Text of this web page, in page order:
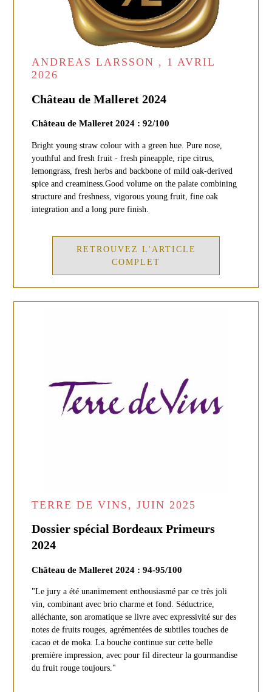
ANDREAS LARSSON , 1 AVRIL
2026
Château de Malleret 2024
Château de Malleret 2024 : 92/100
Bright young straw colour with a green hue. Pure nose,
youthful and fresh fruit - fresh pineapple, ripe citrus,
lemongrass, fresh herbs and backbone of mild oak-derived
spice and creaminess.Good volume on the palate combining
structure and freshness, vigorous young fruit, fine oak
integration and a long pure finish.
RETROUVEZ L'ARTICLE
COMPLET
TERRE DE VINS, JUIN 2025
Dossier spécial Bordeaux Primeurs
2024
Château de Malleret 2024 : 94-95/100
"Le jury a été unanimement enthousiasmé par ce très joli
vin, combinant avec brio charme et fond. Séductrice,
alléchante, son aromatique se livre avec expressivité sur des
notes de fruits rouges, agrémentées de subtiles touches de
cacao et de moka. La bouche continue sur cette belle
première impression, avec pour fil directeur la gourmandise
du fruit rouge toujours."